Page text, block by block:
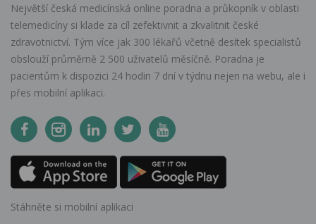
Největší česká medicínská online poradna a průkopník v oblasti
telemedicíny si klade za cíl zefektivnit a zkvalitnit české
zdravotnictví. Tým více jak 300 lékařů včetně desítek specialistů
obslouží průměrně 2 500 uživatelů měsíčně. Poradna je
pacientům k dispozici 24 hodin 7 dní v týdnu nejen na webu, ale i
přes mobilní aplikaci.
Stáhněte si mobilní aplikaci